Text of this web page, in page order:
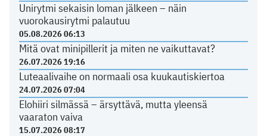
Unirytmi sekaisin loman jälkeen – näin
vuorokausirytmi palautuu
05.08.2026 06:13
Mitä ovat minipillerit ja miten ne vaikuttavat?
26.07.2026 19:16
Luteaalivaihe on normaali osa kuukautiskiertoa
24.07.2026 07:04
Elohiiri silmässä – ärsyttävä, mutta yleensä
vaaraton vaiva
15.07.2026 08:17